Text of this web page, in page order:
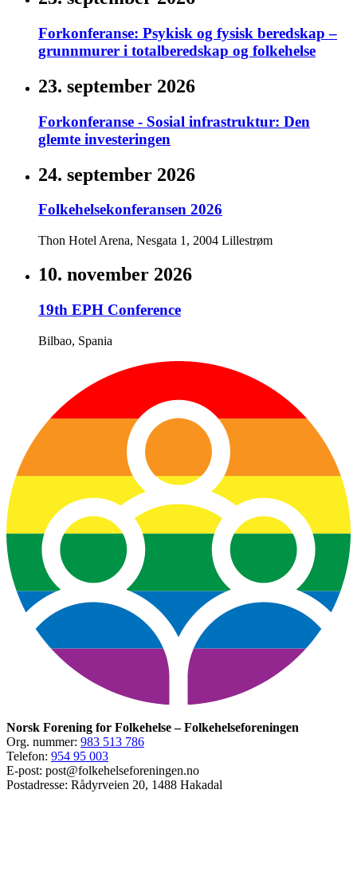
Forkonferanse: Psykisk og fysisk beredskap –
grunnmurer i totalberedskap og folkehelse
23. september 2026
Forkonferanse - Sosial infrastruktur: Den
glemte investeringen
24. september 2026
Folkehelsekonferansen 2026
Thon Hotel Arena, Nesgata 1, 2004 Lillestrøm
10. november 2026
19th EPH Conference
Bilbao, Spania
Norsk Forening for Folkehelse – Folkehelseforeningen
Org. nummer: 983 513 786
Telefon: 954 95 003
E-post: post@folkehelseforeningen.no
Postadresse: Rådyrveien 20, 1488 Hakadal